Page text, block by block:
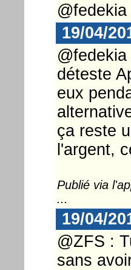
19/04/
déteste
eux
ça reste
l'argent,
Publié via
...
19/04/
@ZFS :
sans